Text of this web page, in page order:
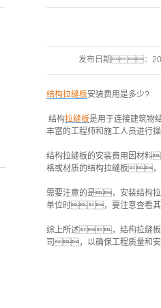
发布日期：
结构拉缝板安装费用是多少?
结构拉缝板是用于连接建筑
丰富的工程师和施工人员进
结构拉缝板的安装费用因材
格或材质的结构拉缝板
需要注意的是，安装结构
单位时，要注意查看
综上所述，结构拉缝板
司，以确保工程质量和